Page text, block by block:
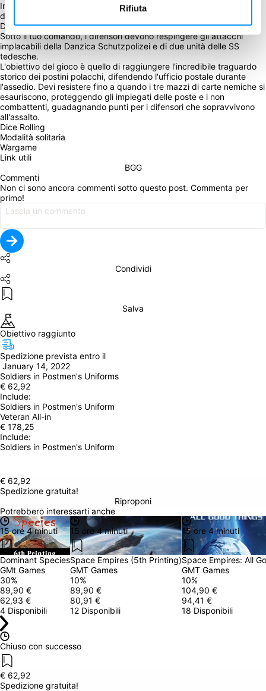
Rifiuta
In Soldiers in Postmen's Uniforms prendi il controllo dei valorosi
difensori dell'Ufficio Postale polacco n. 1 nella Città Libera di
Danzica durante il primo giorno della Seconda Guerra Mondiale.
Sotto il tuo comando, i difensori devono respingere gli attacchi
implacabili della Danzica Schutzpolizei e di due unità delle SS
tedesche.
L'obiettivo del gioco è quello di raggiungere l'incredibile traguardo
storico dei postini polacchi, difendendo l'ufficio postale durante
l'assedio. Devi resistere fino a quando i tre mazzi di carte nemiche si
esauriscono, proteggendo gli impiegati delle poste e i non
combattenti, guadagnando punti per i difensori che sopravvivono
all'assalto.
Dice Rolling
Modalità solitaria
Wargame
Link utili
BGG
Commenti
Non ci sono ancora commenti sotto questo post. Commenta per
primo!
Condividi
Salva
Obiettivo raggiunto
Spedizione prevista entro il
January 14, 2022
Soldiers in Postmen's Uniforms
€ 62,92
Include:
Soldiers in Postmen's Uniform
Veteran All-in
€ 178,25
Include:
Soldiers in Postmen's Uniform
€ 62,92
Spedizione gratuita!
Riproponi
Potrebbero interessarti anche
15 ore 4 minuti
Dominant Species
GMt Games
30%
89,90 €
62,93 €
4 Disponibili
15 ore 4 minuti
Space Empires (5th Printing)
GMT Games
10%
89,90 €
80,91 €
12 Disponibili
15 ore 4 minuti
Space Empires: All
GMT Games
10%
104,90 €
94,41 €
18 Disponibili
Chiuso con successo
€ 62,92
Spedizione gratuita!